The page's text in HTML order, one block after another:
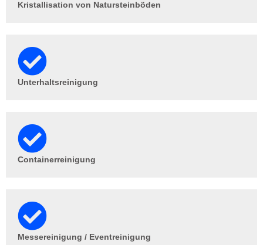
Kristallisation von Natursteinböden
Unterhaltsreinigung
Containerreinigung
Messereinigung / Eventreinigung